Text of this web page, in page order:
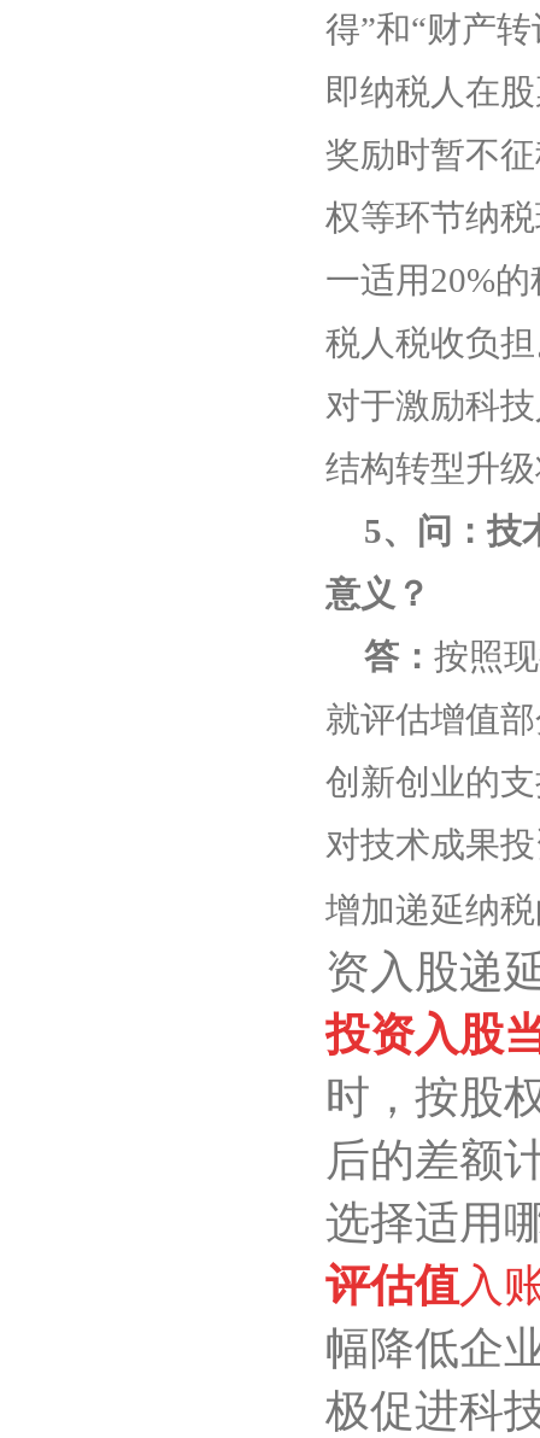
得”和“财产
即纳税人在
奖励时暂不
权等环节纳
一适用20%的
税人税收负
对于激励科
结构转型升
5、问：技
意义？
答： 按照
就评估增值
创新创业的
对技术成果
增加递延纳
资入股递
投资入股
时，按股
后的差额
选择适用
评估值入
幅降低企
极促进科